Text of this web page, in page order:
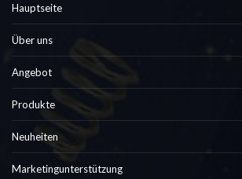
Hauptseite
Über uns
Angebot
Produkte
Neuheiten
Marketingunterstützung